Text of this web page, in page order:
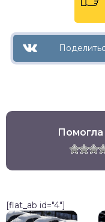
Помогла
[flat_ab id="4"]